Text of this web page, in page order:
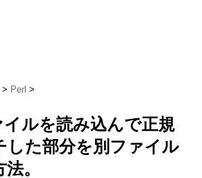
> Perl >
イルを読み込んで正規
した部分を別ファイル
。